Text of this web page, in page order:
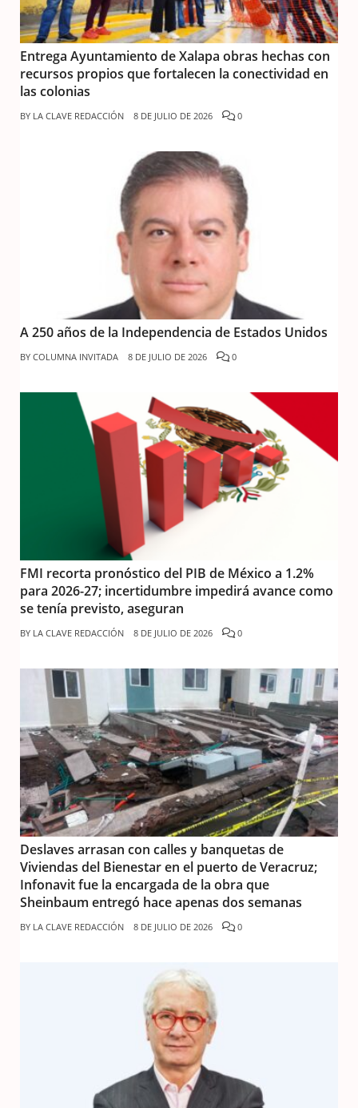
Entrega Ayuntamiento de Xalapa obras hechas con
recursos propios que fortalecen la conectividad en
las colonias
BY LA CLAVE REDACCIÓN 8 DE JULIO DE 2026 0
A 250 años de la Independencia de Estados Unidos
BY COLUMNA INVITADA 8 DE JULIO DE 2026 0
FMI recorta pronóstico del PIB de México a 1.2%
para 2026-27; incertidumbre impedirá avance como
se tenía previsto, aseguran
BY LA CLAVE REDACCIÓN 8 DE JULIO DE 2026 0
Deslaves arrasan con calles y banquetas de
Viviendas del Bienestar en el puerto de Veracruz;
Infonavit fue la encargada de la obra que
Sheinbaum entregó hace apenas dos semanas
BY LA CLAVE REDACCIÓN 8 DE JULIO DE 2026 0